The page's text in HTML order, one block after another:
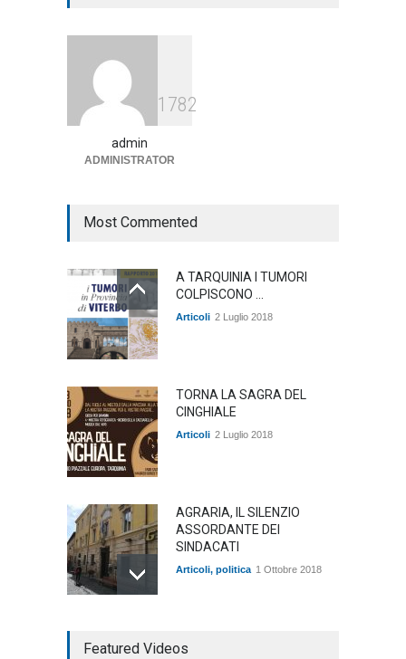
arrivano i pagamenti PAC, la
1782
admin
ADMINISTRATOR
Most Commented
A TARQUINIA I TUMORI
COLPISCONO ...
Articoli 2 Luglio 2018
TORNA LA SAGRA DEL
CINGHIALE
Articoli 2 Luglio 2018
AGRARIA, IL SILENZIO
ASSORDANTE DEI
SINDACATI
Articoli, politica 1 Ottobre 2018
COMMEDIA"
Featured Videos